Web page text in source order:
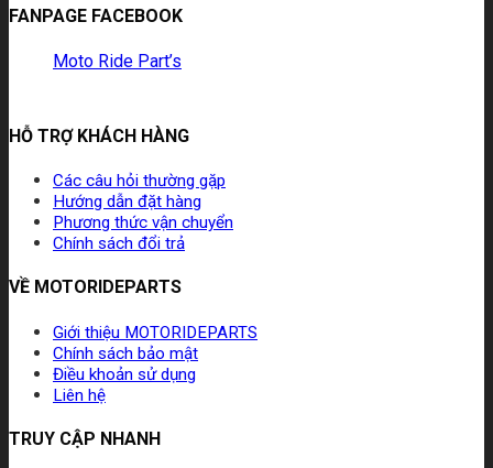
FANPAGE FACEBOOK
Moto Ride Part’s
HỖ TRỢ KHÁCH HÀNG
Các câu hỏi thường gặp
Hướng dẫn đặt hàng
Phương thức vận chuyển
Chính sách đổi trả
VỀ MOTORIDEPARTS
Giới thiệu MOTORIDEPARTS
Chính sách bảo mật
Điều khoản sử dụng
Liên hệ
TRUY CẬP NHANH